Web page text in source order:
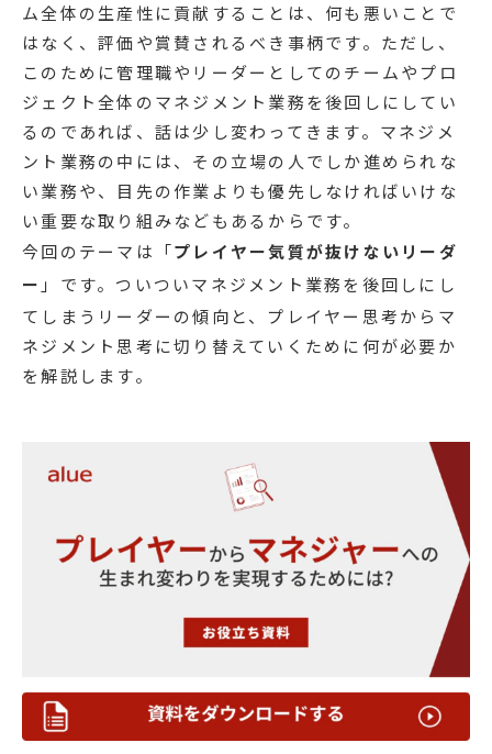
ム全体の生産性に貢献することは、何も悪いことで
はなく、評価や賞賛されるべき事柄です。ただし、
このために管理職やリーダーとしてのチームやプロ
ジェクト全体のマネジメント業務を後回しにしてい
るのであれば、話は少し変わってきます。マネジメ
ント業務の中には、その立場の人でしか進められな
い業務や、目先の作業よりも優先しなければいけな
い重要な取り組みなどもあるからです。
今回のテーマは「プレイヤー気質が抜けないリーダ
ー 」です。ついついマネジメント業務を後回しにし
てしまうリーダーの傾向と、プレイヤー思考からマ
ネジメント思考に切り替えていくために何が必要か
を解説します。